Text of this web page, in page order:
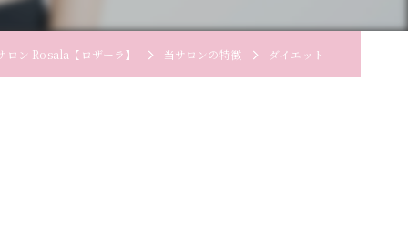
ン Rosala【ロザーラ】 当サロンの特徴 ダイエット